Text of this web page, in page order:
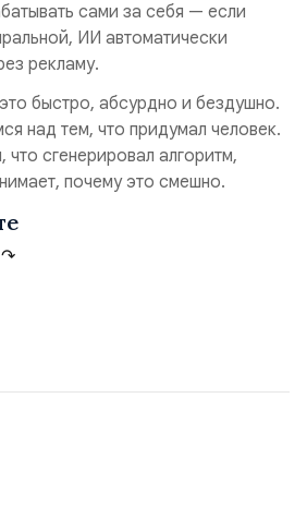
сами за себя — если
ИИ автоматически
рекламу.
быстро, абсурдно и бездушно.
над тем, что придумал человек.
сгенерировал алгоритм,
почему это смешно.
↷